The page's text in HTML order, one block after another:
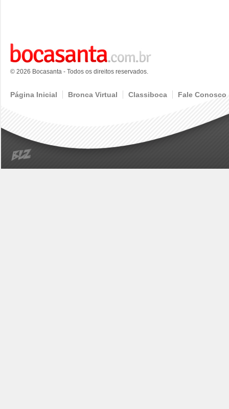
© 2026 Bocasanta - Todos os direitos reservados.
Página Inicial Bronca Virtual Classiboca Fale Conosco